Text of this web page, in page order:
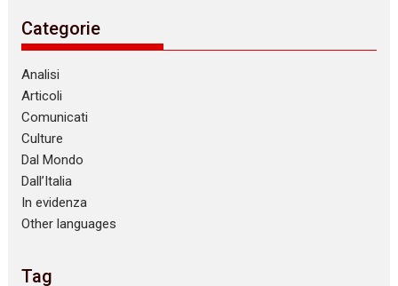
Categorie
Analisi
Articoli
Comunicati
Culture
Dal Mondo
Dall’Italia
In evidenza
Other languages
Tag